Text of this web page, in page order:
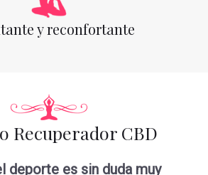
y reconfortante
Recuperador CBD
deporte es sin duda muy